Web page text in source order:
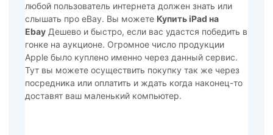
любой пользователь интернета должен знать или
слышать про eBay. Вы можете Купить iPad на
EbayДешево и быстро, если вас удастся победить в
гонке на аукционе. Огромное число продукции
Apple было куплено именно через данный сервис.
Тут вы можете осуществить покупку так же через
посредника или оплатить и ждать когда наконец-то
доставят ваш маленький компьютер.